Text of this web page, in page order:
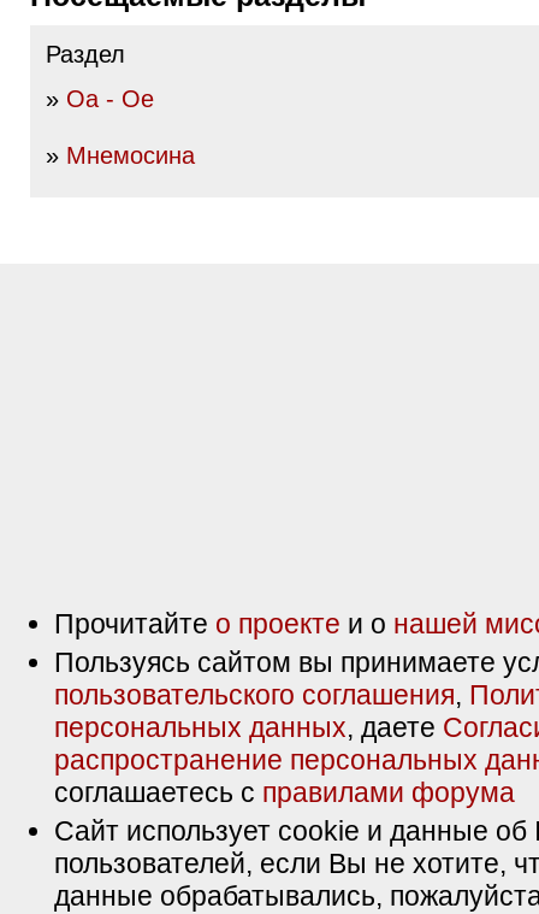
Раздел
» Оа - Ое
» Мнемосина
Прочитайте о проекте и о нашей
Пользуясь сайтом вы принимаете
пользовательского соглашения,
персональных данных, даете
распространение персональных
соглашаетесь с правилами форума
Сайт использует cookie и данные об
пользователей, если Вы не хотите,
данные обрабатывались,